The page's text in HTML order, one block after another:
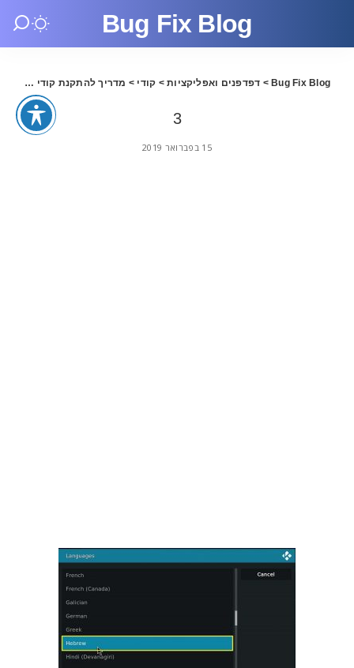
Bug Fix Blog
Bug Fix Blog
> דפדפנים ואפליקציות> קודי > מדריך להתקנת קודי 18 בעברית
3
15 בפברואר 2019